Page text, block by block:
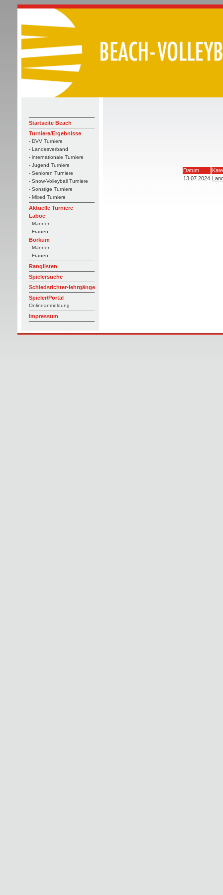
Startseite Beach
Turniere/Ergebnisse
- DVV Turniere
- Landesverband
- internationale Turniere
- Jugend Turniere
- Senioren Turniere
- Snow-Volleyball Turniere
- Sonstige Turniere
- Mixed Turniere
Aktuelle Turniere
Laboe
- Männer
- Frauen
Borkum
- Männer
- Frauen
Ranglisten
Spielersuche
Schiedsrichter-lehrgänge
Spieler/Portal
Onlineanmeldung
Impressum
Datum
13.07.2024